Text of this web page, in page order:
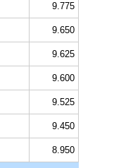
9.775
9.650
9.625
9.600
9.525
9.450
8.950